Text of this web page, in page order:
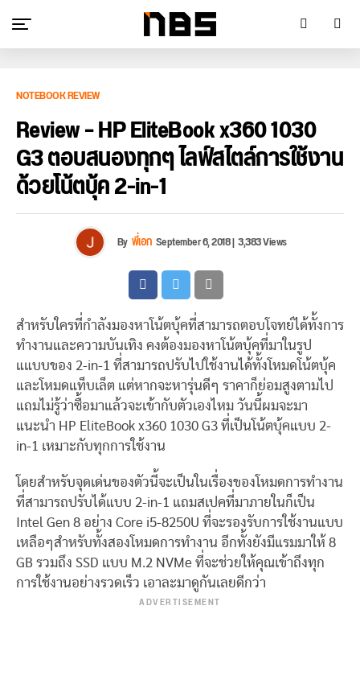
NOTEBOOK REVIEW
Review – HP EliteBook x360 1030
G3 ตอบสนองทุกๆ ไลฟ์สไตล์การใช้งาน
ด้วยโน้ตบุ้ค 2-in-1
By พี่เอก September 6, 2018|3,383 Views
สำหรับใครที่กำลังมองหาโน้ตบุ้คที่สามารถตอบโจทย์ได้ทั้งการ
ทำงานและความบันเทิง คงต้องมองหาโน้ตบุ้คที่มาในรูป
แแบบของ 2-in-1 ที่สามารถปรับไปใช้งานได้ทั้งโหมดโน้ตบุ้ค
และโหมดแท็บเล็ต แต่หากจะหารุ่นดีๆ ราคาก็ย่อมสูงตามไป
แถมไม่รู้ว่าซื้อมาแล้วจะเข้ากับตัวเองไหม วันนี้ผมจะมา
แนะนำ HP EliteBook x360 1030 G3 ที่เป็นโน้ตบุ้คแบบ 2-
in-1 เหมาะกับทุกการใช้งาน
โดยสำหรับจุดเด่นของตัวนี้จะเป็นในเรื่องของโหมดการทำงาน
ที่สามารถปรับได้แบบ 2-in-1 แถมสเปคที่มาภายในก็เป็น
Intel Gen 8 อย่าง Core i5-8250U ที่จะรองรับการใช้งานแบบ
เหลือๆสำหรับทั้งสองโหมดการทำงาน อีกทั้งยังมีแรมมาให้ 8
GB รวมถึง SSD แบบ M.2 NVMe ที่จะช่วยให้คุณเข้าถึงทุก
การใช้งานอย่างรวดเร็ว เอาละมาดูกันเลยดีกว่า
ADVERTISEMENT